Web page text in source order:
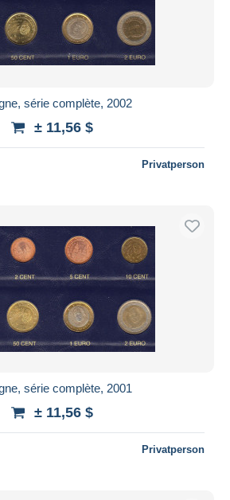
série complète, 2002
± 11,56 $
Privatperson
série complète, 2001
± 11,56 $
Privatperson